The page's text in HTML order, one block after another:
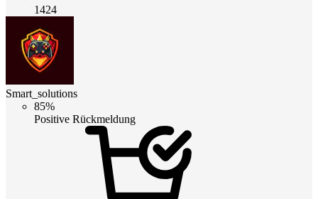
1424
Smart_solutions
85%
Positive Rückmeldung